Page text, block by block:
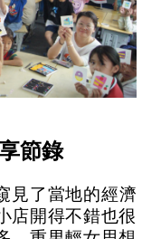
節錄
見了當地的經濟
店開得不錯也很